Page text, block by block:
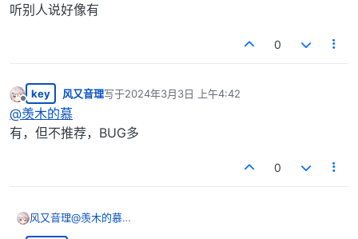
听别人说好像有
0
离线
key 风又音理写于2024年3月3日 上午4:42
最后由 编辑
@羡木的慕
有，但不推荐，BUG多
0
风又音理@羡木的慕